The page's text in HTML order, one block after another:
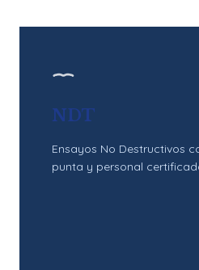
NDT
Ensayos No Destructivos
punta y personal